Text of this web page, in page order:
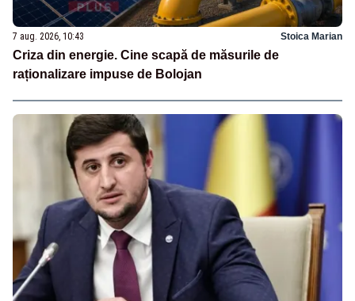
7 aug. 2026, 10:43 Stoica Marian
Criza din energie. Cine scapă de măsurile de
raționalizare impuse de Bolojan